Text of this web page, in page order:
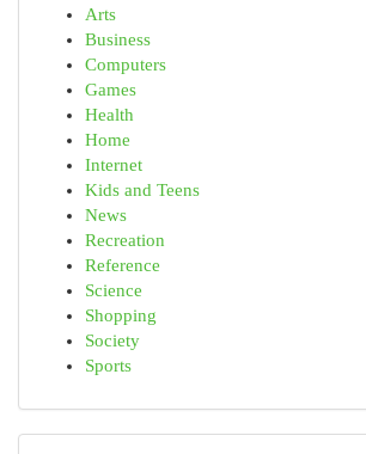
Arts
Business
Computers
Games
Health
Home
Internet
Kids and Teens
News
Recreation
Reference
Science
Shopping
Society
Sports